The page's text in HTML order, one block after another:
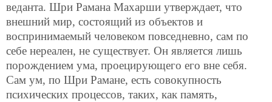
веданта. Шри Рамана Махарши утверждает, что
внешний мир, состоящий из объектов и
воспринимаемый человеком повседневно, сам по
себе нереален, не существует. Он является лишь
порождением ума, проецирующего его вне себя.
Сам ум, по Шри Рамане, есть совокупность
психических процессов, таких, как память,